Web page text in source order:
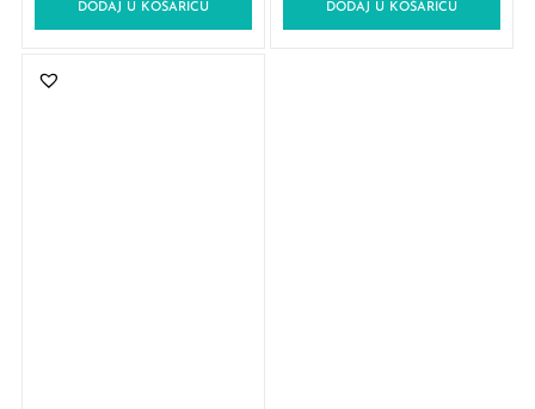
DODAJ U KOŠARICU DODAJ U KOŠARICU